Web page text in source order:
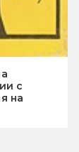
с
на